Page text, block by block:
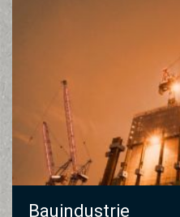
Bauindustrie